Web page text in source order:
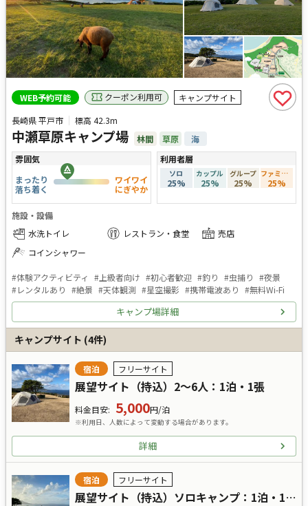
WEB予約可能 クーポン利用可
キャンプサイト
長崎県 平戸市
標高42.3m
中瀬草原キャンプ場 林間 草原
海
雰囲気
まったり
落ち着く
ワイワイ
にぎやか
利用者層
ソロ
25%
カップル
25%
グループ
25%
ファミリー
25%
施設・設備
水洗トイレ
レストラン・食堂
売店
コインシャワー
#体験アクティビティ # 上級者向け #初心者歓迎 #釣り #虫捕り #夜景
#レンタルあり #絶景 #天体観測 #星空撮影 #携帯電波あり #無料Wi-Fi
キャンプ場詳細
キャンプサイト (4件)
宿泊 フリーサイト
展望サイト（持込）2～6人：1泊・1張
料金目安: 5,000円/泊
※利用日、人数によって変動する場合があります。
詳細
宿泊 フリーサイト
展望サイト（持込）ソロキャンプ：1泊・1張：長辺及び直径2.5m未満